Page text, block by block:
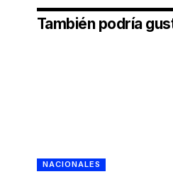
También podría
NACIONALES